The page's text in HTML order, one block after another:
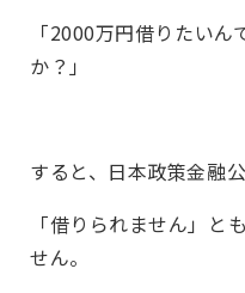
「2000万円借りたい
か？」
すると、日本政策金融
「借りられません」と
せん。